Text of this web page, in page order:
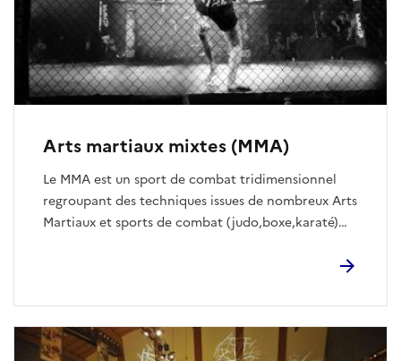
Arts martiaux mixtes (MMA)
Le MMA est un sport de combat tridimensionnel
regroupant des techniques issues de nombreux Arts
Martiaux et sports de combat (judo,boxe,karaté)
propres spécificités. Sport complet, il intègre des
coude en professionnel) debout mais également au
sol (ground and pound). Nous retrouvons aussi des
techniques de projection et balayages ainsi que des